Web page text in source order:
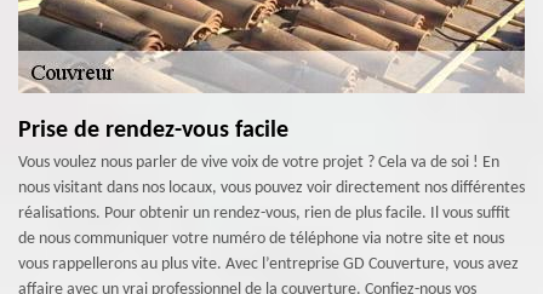
Prise de rendez-vous facile
Vous voulez nous parler de vive voix de votre projet ? Cela va de soi ! En
nous visitant dans nos locaux, vous pouvez voir directement nos différentes
réalisations. Pour obtenir un rendez-vous, rien de plus facile. Il vous suffit
de nous communiquer votre numéro de téléphone via notre site et nous
vous rappellerons au plus vite. Avec l’entreprise GD Couverture, vous avez
affaire avec un vrai professionnel de la couverture. Confiez-nous vos